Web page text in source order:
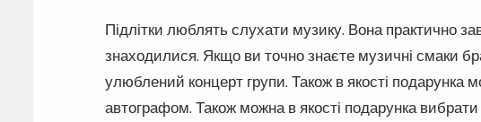
Підлітки люблять слухати музику. Вона практично
знаходилися. Якщо ви точно знаєте музичні смаки
улюблений концерт групи. Також в якості подарунка
автографом. Також можна в якості подарунка